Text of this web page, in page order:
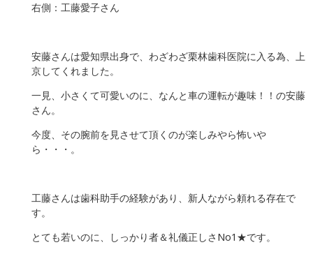
右側：工藤愛子さん
安藤さんは愛知県出身で、わざわざ栗林歯科医院に入る為、上
京してくれました。
一見、小さくて可愛いのに、なんと車の運転が趣味！！の安藤
さん。
今度、その腕前を見させて頂くのが楽しみやら怖いや
ら・・・。
工藤さんは歯科助手の経験があり、新人ながら頼れる存在で
す。
とても若いのに、しっかり者＆礼儀正しさNo1★です。